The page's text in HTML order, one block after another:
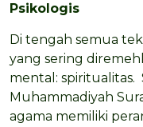
Psikologis
Di tengah semua
yang sering
mental: spiritualitas.
Muhammadiyah
agama memiliki